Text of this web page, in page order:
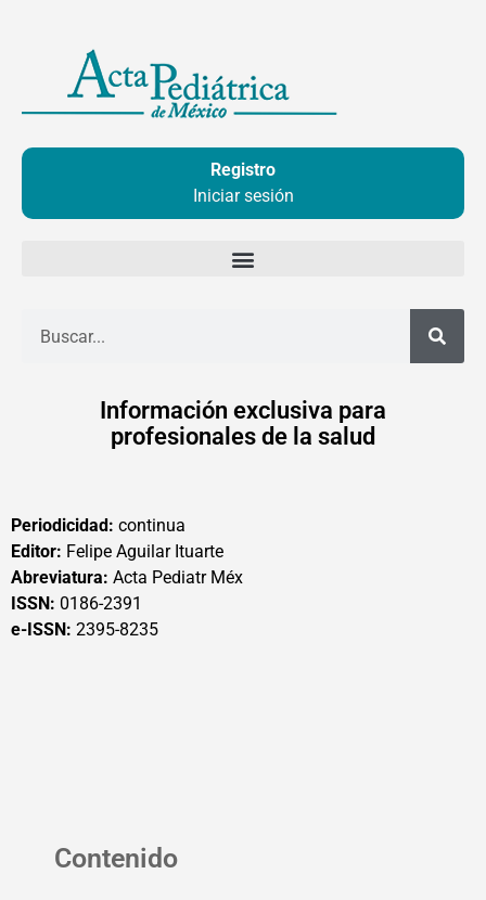
contenido
Registro
Iniciar sesión
Información exclusiva para
profesionales de la salud
Periodicidad: continua
Editor: Felipe Aguilar Ituarte
Abreviatura: Acta Pediatr Méx
ISSN: 0186-2391
e-ISSN: 2395-8235
Contenido